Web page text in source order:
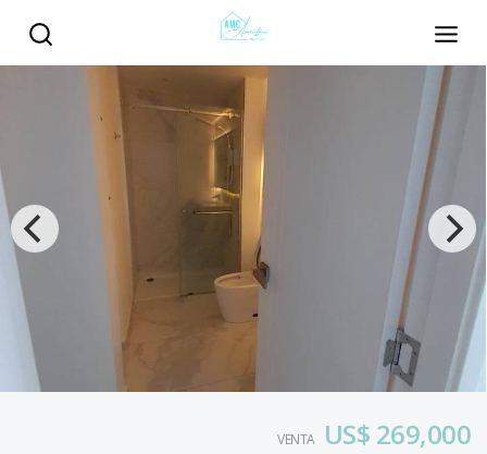
VENTA US$ 269,000